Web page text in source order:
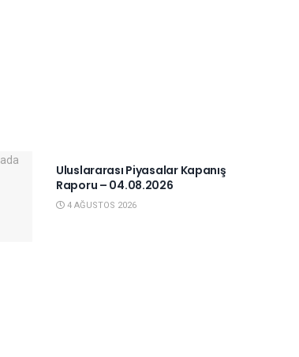
Uluslararası Piyasalar Kapanış
Raporu – 04.08.2026
4 AĞUSTOS 2026